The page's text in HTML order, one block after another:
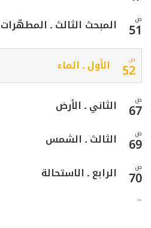
ص
51 المبحث الثالث ـ المطهّرات
ص
52 الأول ـ الماء
ص
67 الثاني ـ الأرض
ص
69 الثالث ـ الشمس
ص
70 الرابع ـ الاستحالة
ص